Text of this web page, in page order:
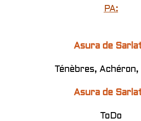
PA:
Asura de
Ténèbres,
Asura de
ToDo